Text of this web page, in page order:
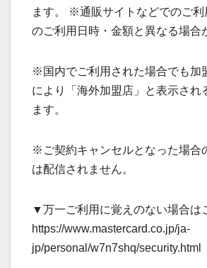
ます。 ※通販サイトなどでのご
のご利用日時・金額と異なる場合
※国内でご利用された場合でも加
により「海外加盟店」と表示され
ます。
※ご契約キャンセルとなった場合
は配信されません。
▼万一ご利用に覚えのない場合は
https://www.mastercard.co.jp/ja-
jp/personal/w7n7shq/security.html